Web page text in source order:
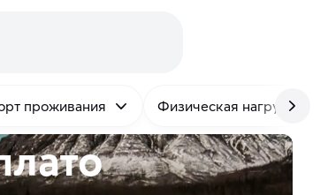
проживания Физическая нагрузка